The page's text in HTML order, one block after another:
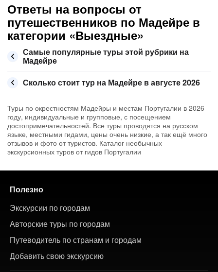
Ответы на вопросы от
путешественников по Мадейре в
категории «Выездные»
Самые популярные туры этой рубрики на
Мадейре
Сколько стоит тур на Мадейре в августе 2026
Туры по окрестностям Мадейры и местам Португалии в 2026
году, индивидуальные и групповые, с посещением
достопримечательностей. Все туры проводятся на русском
языке, местными гидами, цены очень низкие, а так ещё много
отзывов и фото от туристов. Каталог необычных
экскурсионных туров от гидов Португалии
Полезно
Экскурсии по городам
Авторские туры по городам
Путеводитель по странам и городам
Добавить свою экскурсию